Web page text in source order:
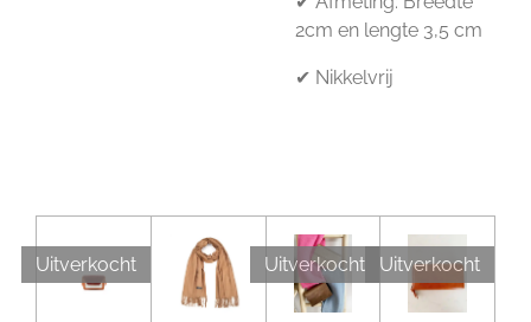
2cm en lengte 3,5 cm
✔ Nikkelvrij
Uitverkocht Uitverkocht Uitverkocht